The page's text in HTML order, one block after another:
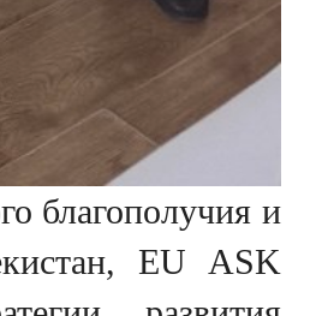
благополучия и
EU ASK